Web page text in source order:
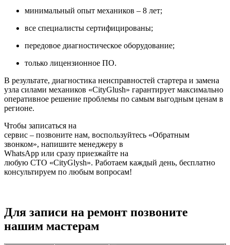
минимальный опыт механиков – 8 лет;
все специалисты сертифицированы;
передовое диагностическое оборудование;
только лицензионное ПО.
В результате, диагностика неисправностей стартера и замена
узла силами механиков «CityGlush» гарантирует максимально
оперативное решение проблемы по самым выгодным ценам в
регионе.
Чтобы записаться на
сервис – позвоните нам, воспользуйтесь «Обратным
звонком», напишите менеджеру в
WhatsApp или сразу приезжайте на
любую СТО «CityGlysh». Работаем каждый день, бесплатно
консультируем по любым вопросам!
Для записи на ремонт позвоните
нашим мастерам